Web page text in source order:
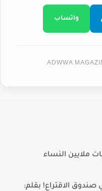
واتساب
ADWWA
الاقتراع! بقلم: